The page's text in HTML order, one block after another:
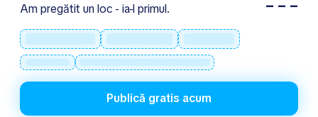
Am pregătit un loc - ia-l primul.
– – –
Publică gratis acum